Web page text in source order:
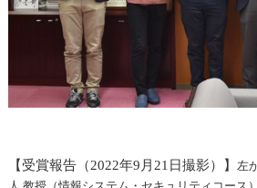
【受賞報告（2022年9月21日撮影）】 左